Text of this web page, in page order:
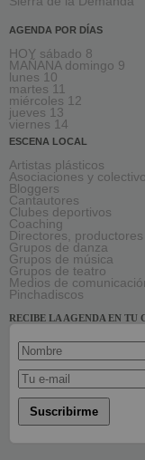
AGENDA POR DÍAS
HOY sábado 8
MAÑANA domingo 9
lunes 10
martes 11
miércoles 12
jueves 13
viernes 14
ESCENA LOCAL
Artistas plásticos
Asociaciones y
Bloggers
Cantautores
Clubes deportivos
Coaching
Directores,
Grupos de danza
Grupos de música
Grupos de teatro
Medios de
Pinchadiscos
RECIBE LA AGENDA EN TU
Suscribirme